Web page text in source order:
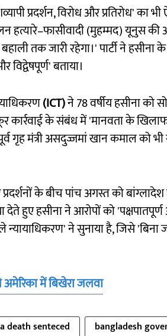
प्रदर्शन, विरोध और प्रतिरोध' का
हत्यारे–फासीवादी (मुहम्मद) यूनुस
तक जारी रहेगा।' पार्टी ने
विद्वेषपूर्ण' बताया।
(ICT)ने 78 वर्षीय हसीना को
कार्रवाई के संबंध में 'मानवता के
गृह मंत्री असदुज्जमां खान कमाल को
के बीच पांच अगस्त को
देते हुए हसीना ने आरोपों को
ने सुनाया है, जिसे 'बिना
अमेरिका में बिखेरा जलवा
death senteced bangladesh